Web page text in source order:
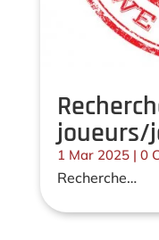
joueurs/
1 Mar 2025| 0
Recherche…